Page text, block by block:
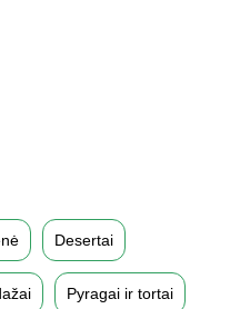
Desertai
Pyragai ir tortai